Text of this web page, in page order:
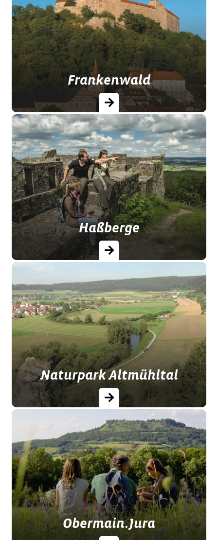
Frankenweins stehen Pate für das
Fränkische Weinland.
Frankenwald
Zu Recht trägt der immergrüne,
waldreiche Naturpark Frankenwald
den Beinamen „Die grüne Krone
Bayerns“.
Haßberge
Das sanfte Mittelgebirge, voll
verborgener Schönheit, bewacht von
Ruinen und prächtigen
Landschlössern.
Naturpark Altmühltal
Schroffe Dolomitfelsen, grüne
Flussauen und der Lauf der Altmühl
formen die einnehmende Landschaft.
Obermain.Jura